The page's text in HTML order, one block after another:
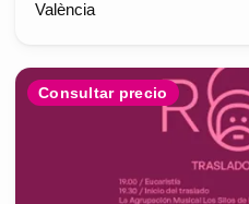
València
Consultar precio